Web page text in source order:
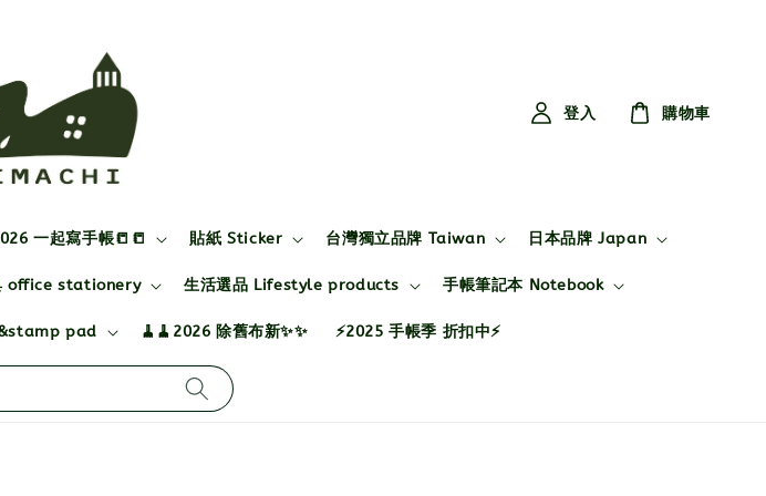
一起寫手帳📒📒 貼紙 Sticker 台灣獨立品牌 Taiwan 日本品牌 Japan
office stationery 生活選品 Lifestyle products 手帳筆記本 Notebook
pad 🧹🧹2026 除舊布新✨✨ ⚡2025 手帳季 折扣中⚡
登入 購物車